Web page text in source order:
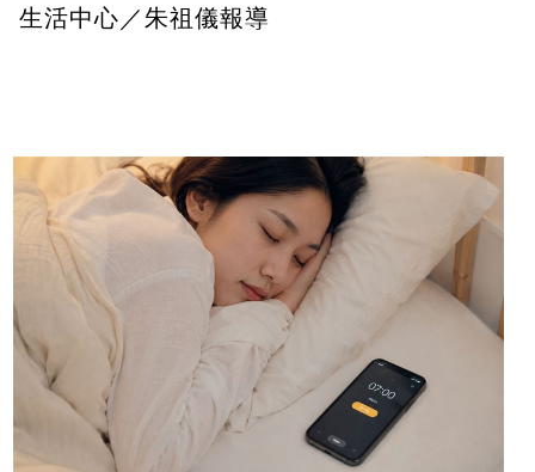
生活中心／朱祖儀報導